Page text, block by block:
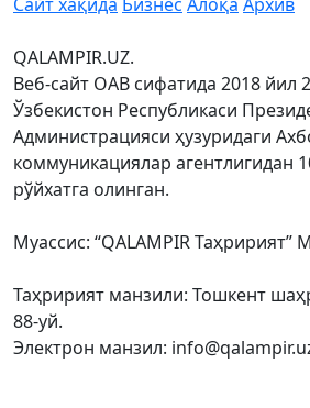
QALAMPIR.UZ.
Веб-сайт ОАВ сифатида 2018 йил
Ўзбекистон Республикаси
Администрацияси ҳузуридаги
коммуникациялар агентлигидан
рўйхатга олинган.
Муассис: “QALAMPIR Таҳририят”
Таҳририят манзили: Тошкент
88-уй.
Электрон манзил: